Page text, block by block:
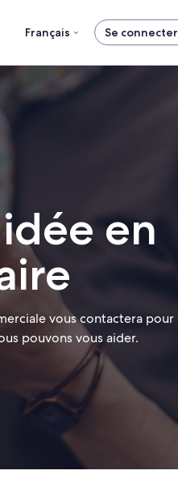
Français Se connecter
en
vous contactera pour
pouvons vous aider.